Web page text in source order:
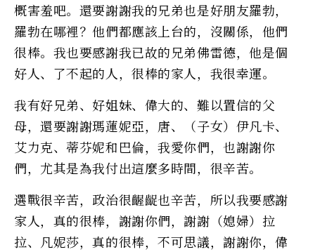
概害羞吧。還要謝謝我的兄弟也是好朋友羅勃，
羅勃在哪裡？他們都應該上台的，沒關係，他們
很棒。我也要感謝我已故的兄弟佛雷德，他是個
好人、了不起的人，很棒的家人，我很幸運。
我有好兄弟、好姐妹、偉大的、難以置信的父
母，還要謝謝瑪蓮妮亞，唐、（子女）伊凡卡、
艾力克、蒂芬妮和巴倫，我愛你們，也謝謝你
們，尤其是為我付出這麼多時間，很辛苦。
選戰很辛苦，政治很齷齪也辛苦，所以我要感謝
家人，真的很棒，謝謝你們，謝謝（媳婦）拉
拉、凡妮莎，真的很棒，不可思議，謝謝你，偉